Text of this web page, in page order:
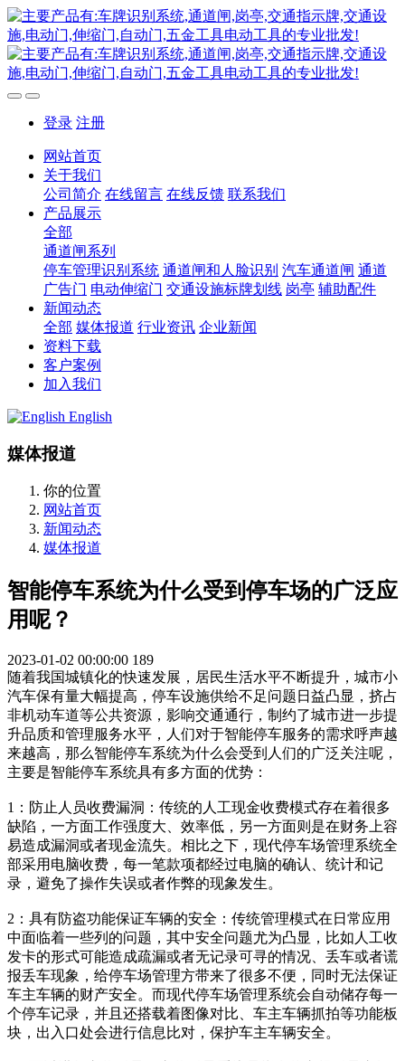
登录 注册
网站首页
关于我们
公司简介 在线留言 在线反馈 联系我们
产品展示
全部
通道闸系列
停车管理识别系统 通道闸和人脸识别 汽车通道闸 通道
广告门 电动伸缩门 交通设施标牌划线 岗亭 辅助配件
新闻动态
全部 媒体报道 行业资讯 企业新闻
资料下载
客户案例
加入我们
English
媒体报道
你的位置
网站首页
新闻动态
媒体报道
智能停车系统为什么受到停车场的广泛应
用呢？
2023-01-02 00:00:00 189
随着我国城镇化的快速发展，居民生活水平不断提升，城市小
汽车保有量大幅提高，停车设施供给不足问题日益凸显，挤占
非机动车道等公共资源，影响交通通行，制约了城市进一步提
升品质和管理服务水平，人们对于智能停车服务的需求呼声越
来越高，那么智能停车系统为什么会受到人们的广泛关注呢，
主要是智能停车系统具有多方面的优势：
1：防止人员收费漏洞：传统的人工现金收费模式存在着很多
缺陷，一方面工作强度大、效率低，另一方面则是在财务上容
易造成漏洞或者现金流失。相比之下，现代停车场管理系统全
部采用电脑收费，每一笔款项都经过电脑的确认、统计和记
录，避免了操作失误或者作弊的现象发生。
2：具有防盗功能保证车辆的安全：传统管理模式在日常应用
中面临着一些列的问题，其中安全问题尤为凸显，比如人工收
发卡的形式可能造成疏漏或者无记录可寻的情况、丢车或者谎
报丢车现象，给停车场管理方带来了很多不便，同时无法保证
车主车辆的财产安全。而现代停车场管理系统会自动储存每一
个停车记录，并且还搭载着图像对比、车主车辆抓拍等功能板
块，出入口处会进行信息比对，保护车主车辆安全。